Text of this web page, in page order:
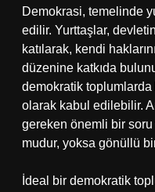
Demokrasi, temelinde
edilir. Yurttaşlar,
katılarak, kendi
düzenine katkıda
demokratik toplumlarda
olarak kabul edilebilir.
gereken önemli bir
mudur, yoksa gönüllü
İdeal bir demokratik